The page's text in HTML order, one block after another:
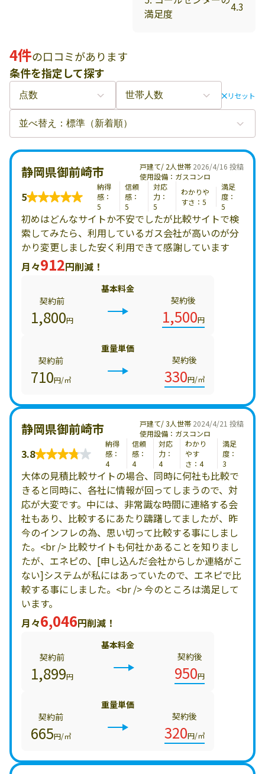
満足度
4.3
4件の口コミがあります
条件を指定して探す
リセット
2026/4/16 投稿
静岡県御前崎市
戸建て/ 2人世帯
使用設備：ガスコンロ
5
納得
感：
5
信頼
感：
5
対応
力：
5
わかりや
すさ：5
満足
度：
5
初めはどんなサイトか不安でしたが比較サイトで検
索してみたら、利用しているガス会社が高いのが分
かり変更しました安く利用できて感謝しています
月々912円削減！
基本料金
契約前
1,800円
契約後
1,500円
重量単価
契約前
710円/㎥
契約後
330円/㎥
2024/4/21 投稿
静岡県御前崎市
戸建て/ 3人世帯
使用設備：ガスコンロ
3.8
納得
感：
4
信頼
感：
4
対応
力：
4
わかり
やす
さ：4
満足
度：
3
大体の見積比較サイトの場合、同時に何社も比較で
きると同時に、各社に情報が回ってしまうので、対
応が大変です。中には、非常識な時間に連絡する会
社もあり、比較するにあたり躊躇してましたが、昨
今のインフレの為、思い切って比較する事にしまし
た。<br /> 比較サイトも何社かあることを知りまし
たが、エネピの、[申し込んだ会社からしか連絡がこ
ない]システムが私にはあっていたので、エネピで比
較する事にしました。<br /> 今のところは満足して
います。
月々6,046円削減！
基本料金
契約前
1,899円
契約後
950円
重量単価
契約前
665円/㎥
契約後
320円/㎥